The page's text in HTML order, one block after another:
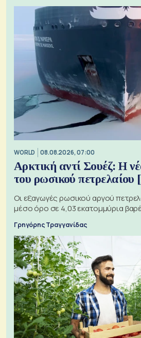
WORLD 08.08.2026, 07:00
Αρκτική αντί Σουέζ: Η
του ρωσικού
Οι εξαγωγές ρωσικού αργού
μέσο όρο σε 4,03 εκατομμύρια
Γρηγόρης Τραγγανίδας